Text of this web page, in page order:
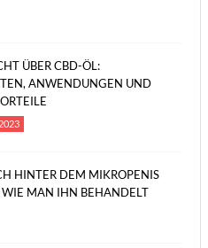
ÜBER CBD-ÖL:
ANWENDUNGEN UND
HINTER DEM MIKROPENIS
MAN IHN BEHANDELT